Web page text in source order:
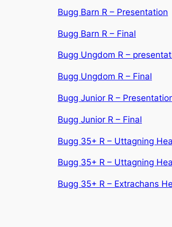
Bugg Barn R – Presentation
Bugg Barn R – Final
Bugg Ungdom R –
Bugg Ungdom R – Final
Bugg Junior R –
Bugg Junior R – Final
Bugg 35+ R – Uttagning
Bugg 35+ R – Uttagning
Bugg 35+ R – Extrachans